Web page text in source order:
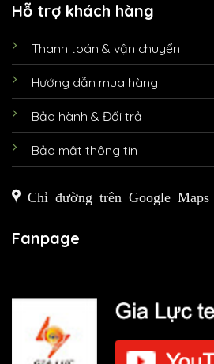
Hỗ trợ khách hàng
Thanh toán & vận chuyển
Hướng dẫn mua hàng
Bảo hành & Đổi trả
Bảo mật thông tin
Chỉ đường trên Google Maps
Fanpage